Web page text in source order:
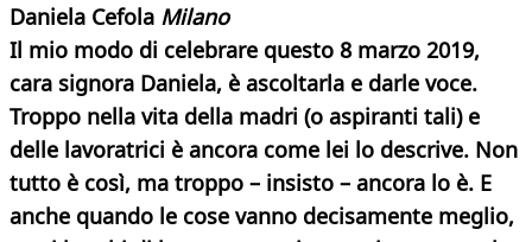
Daniela Cefola Milano
Il mio modo di celebrare questo 8 marzo 2019,
cara signora Daniela, è ascoltarla e darle voce.
Troppo nella vita della madri (o aspiranti tali) e
delle lavoratrici è ancora come lei lo descrive. Non
tutto è così, ma troppo – insisto – ancora lo è. E
anche quando le cose vanno decisamente meglio,